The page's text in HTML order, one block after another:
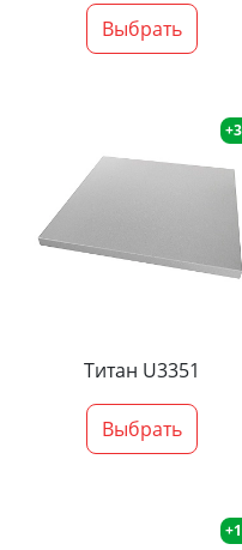
Выбрать
Титан U3351
Выбрать